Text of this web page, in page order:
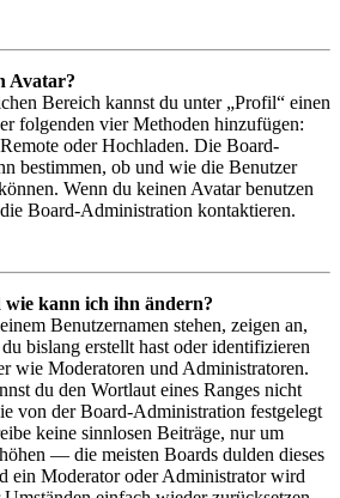
Avatar?
Bereich kannst du unter „Profil“ einen
folgenden vier Methoden hinzufügen:
oder Hochladen. Die Board-
bestimmen, ob und wie die Benutzer
Wenn du keinen Avatar benutzen
Board-Administration kontaktieren.
wie kann ich ihn ändern?
Benutzernamen stehen, zeigen an,
bislang erstellt hast oder identifizieren
wie Moderatoren und Administratoren.
du den Wortlaut eines Ranges nicht
von der Board-Administration festgelegt
keine sinnlosen Beiträge, nur um
— die meisten Boards dulden dieses
ein Moderator oder Administrator wird